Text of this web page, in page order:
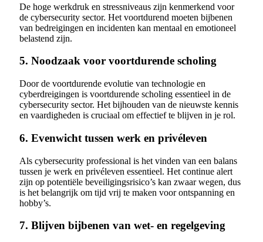
De hoge werkdruk en stressniveaus zijn kenmerkend voor
de cybersecurity sector. Het voortdurend moeten bijbenen
van bedreigingen en incidenten kan mentaal en emotioneel
belastend zijn.
5. Noodzaak voor voortdurende scholing
Door de voortdurende evolutie van technologie en
cyberdreigingen is voortdurende scholing essentieel in de
cybersecurity sector. Het bijhouden van de nieuwste kennis
en vaardigheden is cruciaal om effectief te blijven in je rol.
6. Evenwicht tussen werk en privéleven
Als cybersecurity professional is het vinden van een balans
tussen je werk en privéleven essentieel. Het continue alert
zijn op potentiële beveiligingsrisico’s kan zwaar wegen, dus
is het belangrijk om tijd vrij te maken voor ontspanning en
hobby’s.
7. Blijven bijbenen van wet- en regelgeving